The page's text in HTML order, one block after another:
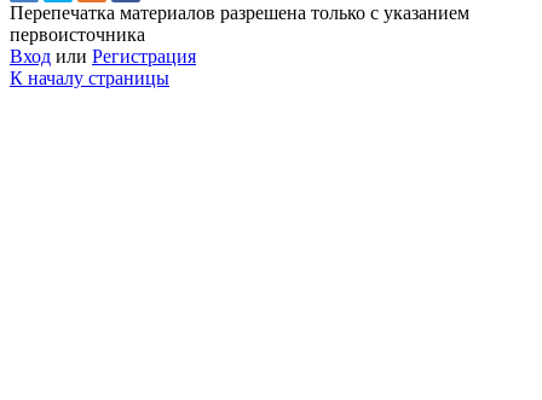
Перепечатка материалов разрешена только с указанием
первоисточника
Вход или Регистрация
К началу страницы